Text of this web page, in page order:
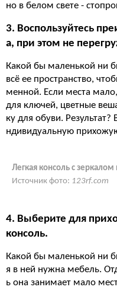
но в белом свете -
3. Воспользуйтесь
а, при этом не
Какой бы маленькой ни
всё ее пространство,
менной. Если места
для ключей, цветные
ку для обуви.
ндивидуальную
Легкая консоль с
Источник фото: 123rf.com
4. Выберите для
консоль.
Какой бы маленькой ни
я в ней нужна мебель.
ь она занимает мало